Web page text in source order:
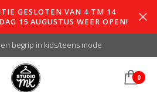
GESLOTEN VAN 4 TM 14
15 AUGUSTUS WEER OPEN!
begrip in kids/teens mode
0